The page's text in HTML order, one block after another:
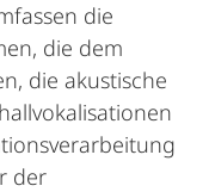
die
die dem
die akustische
der